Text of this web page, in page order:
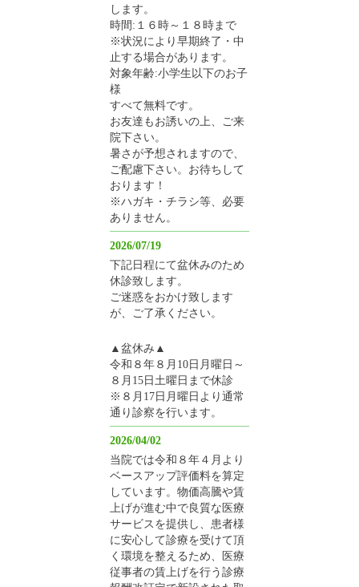
します。
時間:１６時～１８時まで
※状況により早期終了・中
止する場合があります。
対象年齢:小学生以下のお子
様
すべて無料です。
お友達もお誘いの上、ご来
院下さい。
暑さが予想されますので、
ご配慮下さい。お待ちして
おります！
※ハガキ・チラシ等、必要
ありません。
2026/07/19
下記日程にて盆休みのため
休診致します。
ご迷惑をおかけ致します
が、ご了承ください。
▲盆休み▲
令和８年８月10日月曜日～
８月15日土曜日まで休診
※８月17日月曜日より通常
通り診察を行います。
2026/04/02
当院では令和８年４月より
ベースアップ評価料を算定
しています。物価高騰や賃
上げが進む中で良質な医療
サービスを提供し、患者様
に安心して診療を受けて頂
く環境を整えるため、医療
従事者の賃上げを行う診療